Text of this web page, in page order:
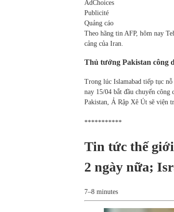
AdChoices
Publicité
Quảng cáo
Theo hãng tin AFP, hôm nay
cảng của Iran.
Thủ tướng Pakistan công
Trong lúc Islamabad tiếp tục
nay 15/04 bắt đầu chuyến
Pakistan, Ả Rập Xê Út sẽ viện
***********
Tin tức thế
2 ngày nữa;
7–8 minutes